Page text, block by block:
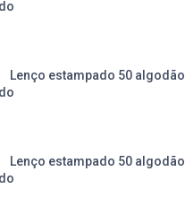
Lenço estampado 50 algodão
Lenço estampado 50 algodão